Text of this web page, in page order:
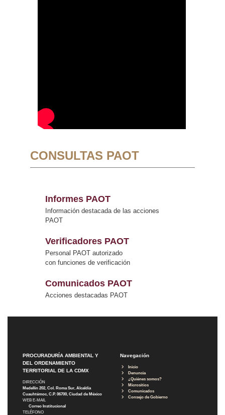
CONSULTAS PAOT
Informes PAOT
Información destacada de las acciones
PAOT
Verificadores PAOT
Personal PAOT autorizado
con funciones de verificación
Comunicados PAOT
Acciones destacadas PAOT
PROCURADURÍA AMBIENTAL Y
DEL ORDENAMIENTO
TERRITORIAL DE LA CDMX
DIRECCIÓN
Medellín 202, Col. Roma Sur, Alcaldía
Cuauhtémoc, C.P. 06700, Ciudad de México
WEB E-MAIL
Correo Institucional
TELÉFONO
Navegación
Inicio
Denuncia
¿Quiénes somos?
Micrositios
Comunicados
Consejo de Gobierno